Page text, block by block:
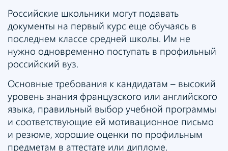
Российские школьники могут подавать
документы на первый курс еще обучаясь в
последнем классе средней школы. Им не
нужно одновременно поступать в профильный
российский вуз.
Основные требования к кандидатам – высокий
уровень знания французского или английского
языка, правильный выбор учебной программы
и соответствующие ей мотивационное письмо
и резюме, хорошие оценки по профильным
предметам в аттестате или дипломе.